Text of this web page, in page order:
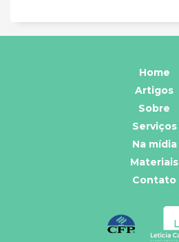
Home
Artigos
Sobre
Serviços
Na mídia
Materiais
Contato